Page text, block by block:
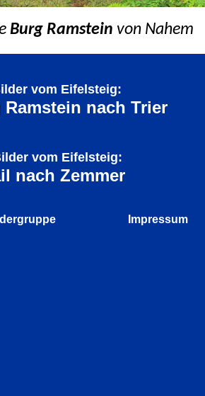
Burg Ramstein von Nahem
vom Eifelsteig:
nach Trier
vom Eifelsteig:
nach Zemmer
Impressum